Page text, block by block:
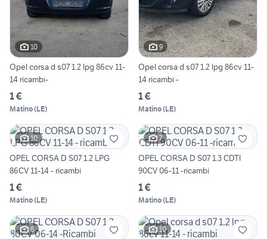
10
Opel corsa d s07 1.2 lpg 86cv 11-
14 ricambi-
1 €
Matino(LE)
9
Opel corsa d s07 1.2 lpg 86cv 11-
14 ricambi -
1 €
Matino(LE)
10
OPEL CORSA D S07 1.2 LPG
86CV 11-14 - ricambi
1 €
Matino(LE)
7
OPEL CORSA D S07 1.3 CDTI
90CV 06-11 -ricambi
1 €
Matino(LE)
6 10